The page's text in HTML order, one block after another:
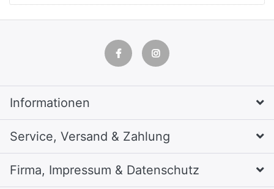
Informationen
Service, Versand & Zahlung
Firma, Impressum & Datenschutz